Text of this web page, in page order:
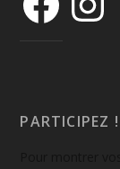
PARTICIPEZ !